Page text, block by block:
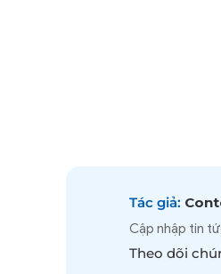
Tác giả:
Cập nhập tin
Theo dõi